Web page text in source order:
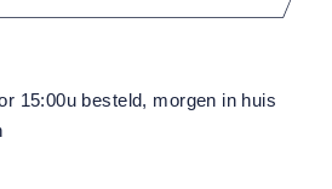
15:00u besteld, morgen in huis